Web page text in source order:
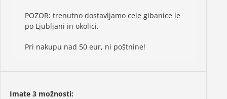
POZOR: trenutno dostavljamo cele gibanice le
po Ljubljani in okolici.
Pri nakupu nad 50 eur, ni poštnine!
Imate 3 možnosti: